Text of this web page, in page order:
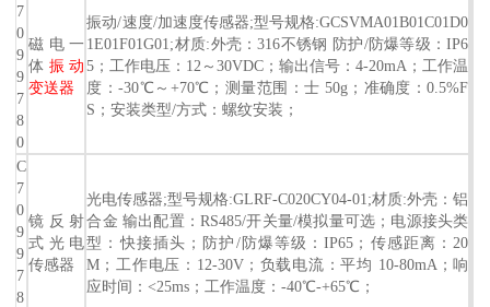
7
0
9
9
7
8
0
磁电一
体 振动
变送器
振动/速度/加速度传感器;型号规格:GCSVMA01B01C01D0
1E01F01G01;材质:外壳：316不锈钢 防护/防爆等级：IP6
5；工作电压：12～30VDC；输出信号：4-20mA；工作温
度：-30℃～+70℃；测量范围：士 50g；准确度：0.5%F
S；安装类型/方式：螺纹安装；
C
7
0
9
9
7
8
镜反射
式光电
传感器
光电传感器;型号规格:GLRF-C020CY04-01;材质:外壳：铝
合金 输出配置：RS485/开关量/模拟量可选；电源接头类
型：快接插头；防护/防爆等级：IP65；传感距离：20
M；工作电压：12-30V；负载电流：平均 10-80mA；响
应时间：<25ms；工作温度：-40℃-+65℃；